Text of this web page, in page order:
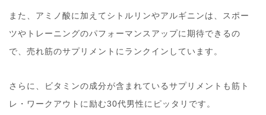
また、アミノ酸に加えてシトルリンやアルギニンは、スポー
ツやトレーニングのパフォーマンスアップに期待できるの
で、売れ筋のサプリメントにランクインしています。
さらに、ビタミンの成分が含まれているサプリメントも筋ト
レ・ワークアウトに励む30代男性にピッタリです。